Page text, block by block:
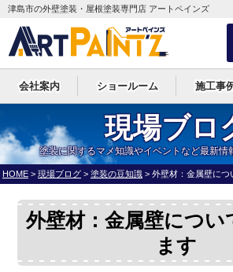
津島市の外壁塗装・屋根塗装専門店 アートペインズ
会社案内 ショールーム 施工事
現場ブロ
塗装に関するマメ知識やイベントなど最新情
HOME > 現場ブログ > 塗装の豆知識 > 外壁材：金属壁につ
外壁材：金属壁につい
ます